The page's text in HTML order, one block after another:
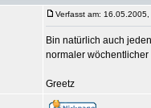
Verfasst am:
Bin natürlich auch
normaler wöchentlicher
Greetz